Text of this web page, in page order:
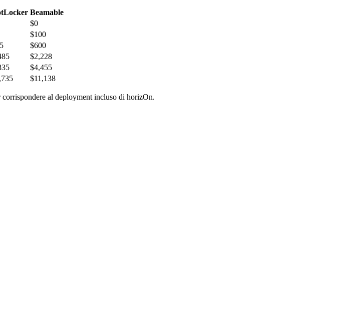
Beamable
$0
$100
$600
$2,228
$4,455
$11,138
al deployment incluso di horizOn.